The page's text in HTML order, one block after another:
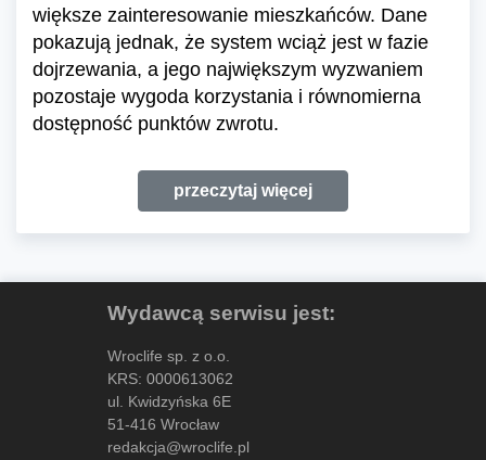
większe zainteresowanie mieszkańców. Dane
pokazują jednak, że system wciąż jest w fazie
dojrzewania, a jego największym wyzwaniem
pozostaje wygoda korzystania i równomierna
dostępność punktów zwrotu.
przeczytaj więcej
Wydawcą serwisu jest:
Wroclife sp. z o.o.
KRS: 0000613062
ul. Kwidzyńska 6E
51-416 Wrocław
redakcja@wroclife.pl